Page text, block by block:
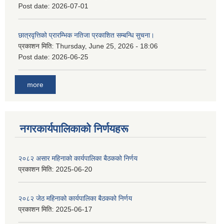
Post date: 2026-07-01
छात्रवृत्तिको प्रारम्भिक नतिजा प्रकाशित सम्बन्धि सुचना।
प्रकाशन मिति: Thursday, June 25, 2026 - 18:06
Post date: 2026-06-25
more
नगरकार्यपालिकाकाे निर्णयहरू
२०८२ असार महिनाको कार्यपालिका बैठकको निर्णय
प्रकाशन मिति: 2025-06-20
२०८२ जेठ महिनाको कार्यपालिका बैठकको निर्णय
प्रकाशन मिति: 2025-06-17